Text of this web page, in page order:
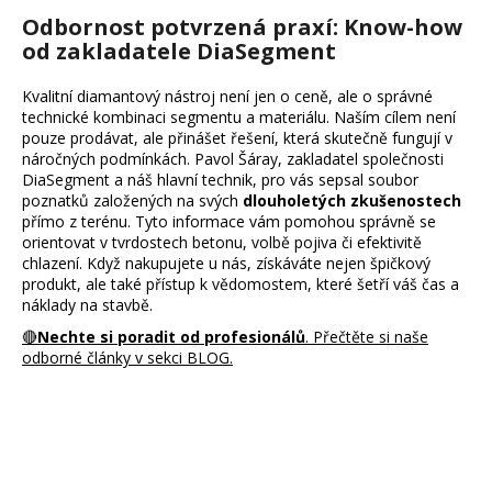
Odbornost potvrzená praxí: Know-how
od zakladatele DiaSegment
Kvalitní diamantový nástroj není jen o ceně, ale o správné
technické kombinaci segmentu a materiálu. Naším cílem není
pouze prodávat, ale přinášet řešení, která skutečně fungují v
náročných podmínkách. Pavol Šáray, zakladatel společnosti
DiaSegment a náš hlavní technik, pro vás sepsal soubor
poznatků založených na svých dlouholetých zkušenostech
přímo z terénu. Tyto informace vám pomohou správně se
orientovat v tvrdostech betonu, volbě pojiva či efektivitě
chlazení. Když nakupujete u nás, získáváte nejen špičkový
produkt, ale také přístup k vědomostem, které šetří váš čas a
náklady na stavbě.
🔴Nechte si poradit od profesionálů. Přečtěte si naše
odborné články v sekci BLOG.
D
o
p
o
r
u
č
u
j
e
m
e